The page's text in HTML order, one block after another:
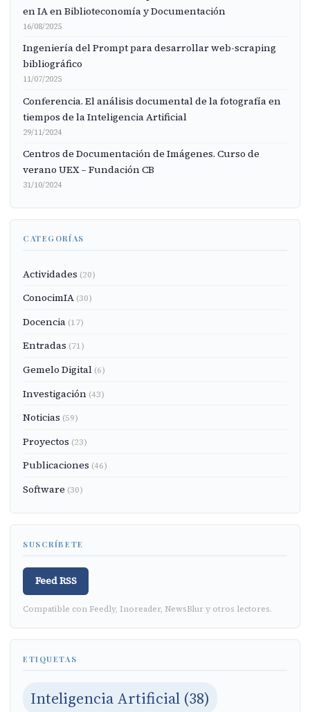
en IA en Biblioteconomía y Documentación
16/08/2025
Ingeniería del Prompt para desarrollar web-scraping
bibliográfico
11/07/2025
Conferencia. El análisis documental de la fotografía en
tiempos de la Inteligencia Artificial
29/11/2024
Centros de Documentación de Imágenes. Curso de
verano UEX – Fundación CB
31/10/2024
CATEGORÍAS
Actividades (20)
ConocimIA (30)
Docencia (17)
Entradas (71)
Gemelo Digital (6)
Investigación (43)
Noticias (59)
Proyectos (23)
Publicaciones (46)
Software (30)
SUSCRÍBETE
Feed RSS
Compatible con Feedly, Inoreader, NewsBlur y otros lectores.
ETIQUETAS
Inteligencia Artificial (38)